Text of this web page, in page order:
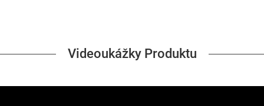
Videoukážky Produktu